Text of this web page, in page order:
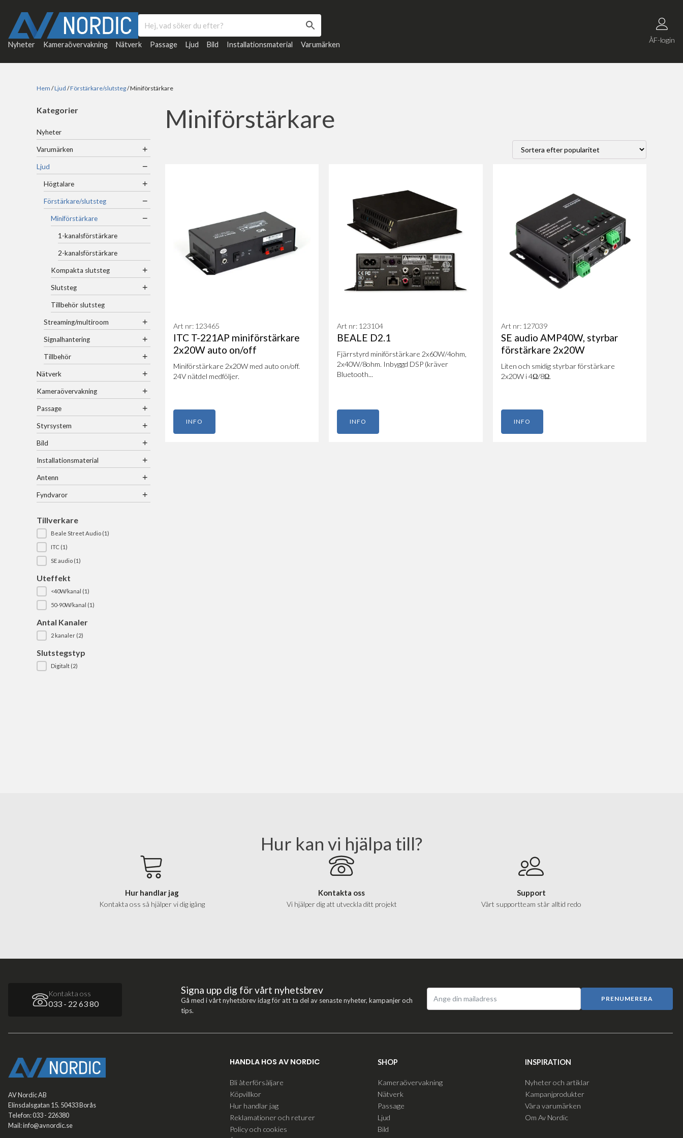
Nyheter Kameraövervakning Nätverk Passage Ljud Bild Installationsmaterial Varumärken
ÅF-login
Hem /Ljud /Förstärkare/slutsteg/ Miniförstärkare
Kategorier
Nyheter
Varumärken +
Ljud −
Högtalare +
Förstärkare/slutsteg −
Miniförstärkare −
1-kanalsförstärkare
2-kanalsförstärkare
Kompakta slutsteg +
Slutsteg +
Tillbehör slutsteg
Streaming/multiroom +
Signalhantering +
Tillbehör +
Nätverk +
Kameraövervakning +
Passage +
Styrsystem +
Bild +
Installationsmaterial +
Antenn +
Fyndvaror +
Tillverkare
Tillverkare
Beale Street Audio (1)
ITC (1)
SE audio (1)
Uteffekt
Uteffekt
<40W/kanal (1)
50-90W/kanal (1)
Antal Kanaler
Antal Kanaler
2 kanaler (2)
Slutstegstyp
Slutstegstyp
Digitalt (2)
Miniförstärkare
Art nr: 123465
ITC T-221AP miniförstärkare
2x20W auto on/off
Miniförstärkare 2x20W med auto on/off.
24V nätdel medföljer.
INFO
Art nr: 123104
BEALE D2.1
Fjärrstyrd miniförstärkare 2x60W/4ohm,
2x40W/8ohm. Inbyggd DSP (kräver
Bluetooth...
INFO
Art nr: 127039
SE audio AMP40W, styrbar
förstärkare 2x20W
Liten och smidig styrbar förstärkare
2x20W i 4Ω/8Ω.
INFO
Hur kan vi hjälpa till?
Hur handlar jag
Kontakta oss så hjälper vi dig igång
Kontakta oss
Vi hjälper dig att utveckla ditt projekt
Support
Vårt supportteam står alltid redo
Kontakta oss
033 - 22 63 80
Signa upp dig för vårt nyhetsbrev
Gå med i vårt nyhetsbrev idag för att ta del av senaste nyheter, kampanjer och
tips.
PRENUMERERA
AV Nordic AB
Elinsdalsgatan 15. 50433 Borås
Telefon: 033 - 226380
Mail: info@avnordic.se
HANDLA HOS AV NORDIC
Bli återförsäljare
Köpvillkor
Hur handlar jag
Reklamationer och returer
Policy och cookies
SHOP
Kameraövervakning
Nätverk
Passage
Ljud
Bild
INSPIRATION
Nyheter och artiklar
Kampanjprodukter
Våra varumärken
Om Av Nordic